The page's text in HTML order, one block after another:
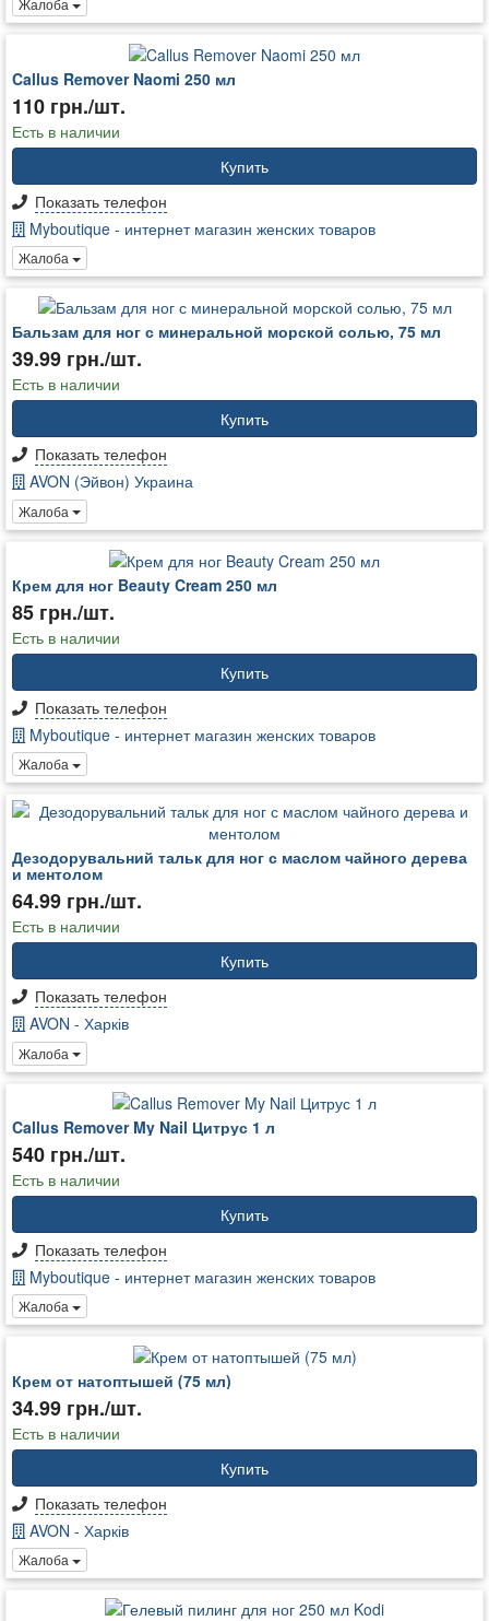
Жалоба
Callus Remover Naomi 250 мл
110 грн./шт.
Есть в наличии
Купить
Показать телефон
Myboutique - интернет магазин женских товаров
Жалоба
Бальзам для ног с минеральной морской солью, 75 мл
39.99 грн./шт.
Есть в наличии
Купить
Показать телефон
AVON (Эйвон) Украина
Жалоба
Крем для ног Beauty Cream 250 мл
85 грн./шт.
Есть в наличии
Купить
Показать телефон
Myboutique - интернет магазин женских товаров
Жалоба
Дезодорувальний тальк для ног с маслом чайного дерева
и ментолом
64.99 грн./шт.
Есть в наличии
Купить
Показать телефон
AVON - Харків
Жалоба
Callus Remover My Nail Цитрус 1 л
540 грн./шт.
Есть в наличии
Купить
Показать телефон
Myboutique - интернет магазин женских товаров
Жалоба
Крем от натоптышей (75 мл)
34.99 грн./шт.
Есть в наличии
Купить
Показать телефон
AVON - Харків
Жалоба